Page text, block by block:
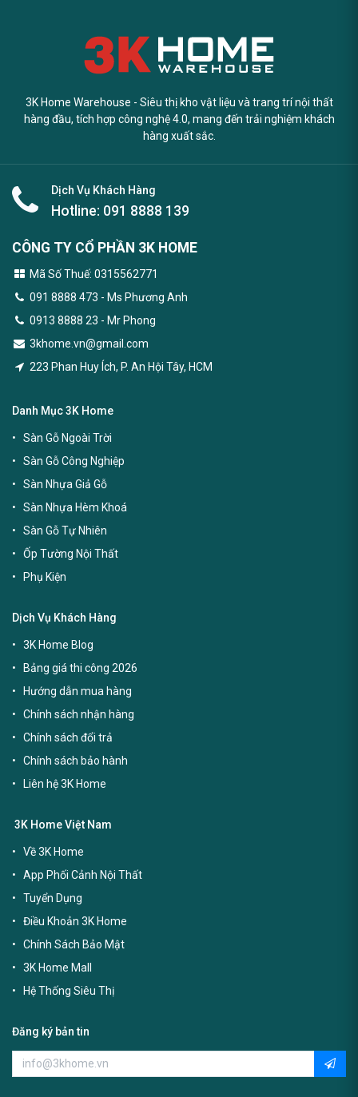
3K Home Warehouse - Siêu thị kho vật liệu và trang trí nội thất
hàng đầu, tích hợp công nghệ 4.0, mang đến trải nghiệm khách
hàng xuất sắc.
Dịch Vụ Khách Hàng
Hotline: 091 8888 139
CÔNG TY CỔ PHẦN 3K HOME
Mã Số Thuế: 0315562771
091 8888 473 - Ms Phương Anh
0913 8888 23 - Mr Phong
3khome.vn@gmail.com
223 Phan Huy Ích, P. An Hội Tây, HCM
Danh Mục 3K Home
Sàn Gỗ Ngoài Trời
Sàn Gỗ Công Nghiệp
Sàn Nhựa Giả Gỗ
Sàn Nhựa Hèm Khoá
Sàn Gỗ Tự Nhiên
Ốp Tường Nội Thất
Phụ Kiện
Dịch Vụ Khách Hàng
3K Home Blog
Bảng giá thi công 2026
Hướng dẫn mua hàng
Chính sách nhận hàng
Chính sách đổi trả
Chính sách bảo hành
Liên hệ 3K Home
3K Home Việt Nam
Về 3K Home
App Phối Cảnh Nội Thất
Tuyển Dụng
Điều Khoản 3K Home
Chính Sách Bảo Mật
3K Home Mall
Hệ Thống Siêu Thị
Đăng ký bản tin